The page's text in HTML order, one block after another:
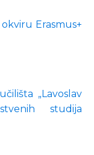
Erasmus+
„Lavoslav
studija